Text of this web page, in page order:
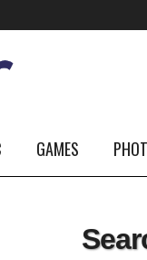
GAMES